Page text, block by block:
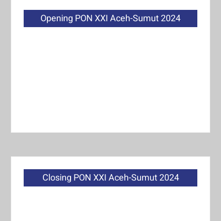
Opening PON XXI Aceh-Sumut 2024
Closing PON XXI Aceh-Sumut 2024